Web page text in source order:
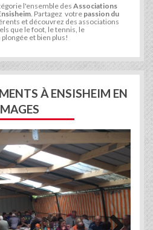
l'ensemble des Associations
. Partagez votre passion du
et découvrez des associations
que le foot, le tennis, le
et bien plus!
À ENSISHEIM EN